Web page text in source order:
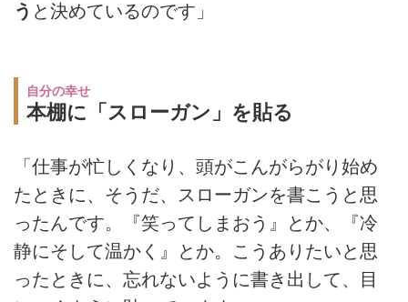
う と決めているのです」
自分の幸せ
本棚に「スローガン」を貼る
「仕事が忙しくなり、頭がこんがらがり始め
たときに、そうだ、スローガンを書こうと思
ったんです。『笑ってしまおう』とか、『冷
静にそして温かく』とか。こうありたいと思
ったときに、忘れないように書き出して、目